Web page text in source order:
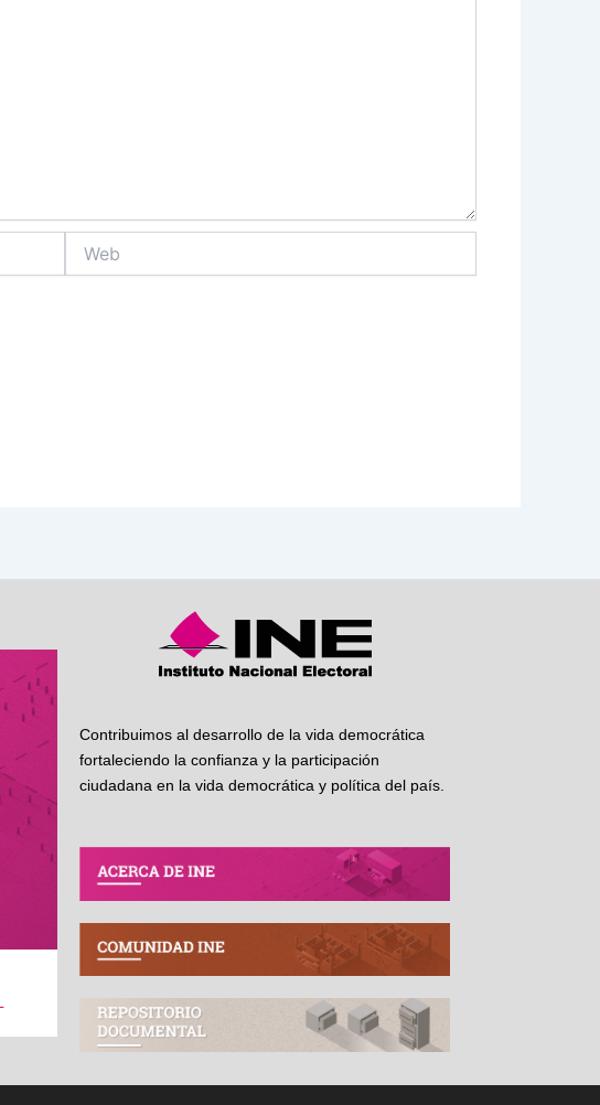
Contribuimos al desarrollo de la vida democrática
fortaleciendo la confianza y la participación
ciudadana en la vida democrática y política del país.